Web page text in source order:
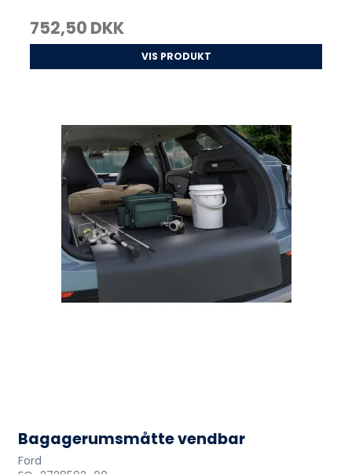
752,50 DKK
VIS PRODUKT
Bagagerumsmåtte vendbar
Ford